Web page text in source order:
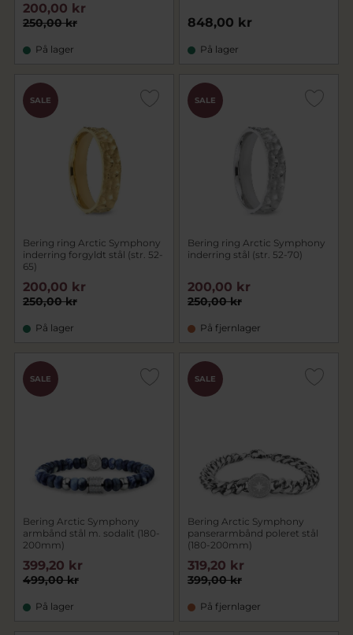
250,00 kr
200,00 kr
På lager
848,00 kr
På lager
SALE
Bering ring Arctic Symphony
inderring forgyldt stål (str. 52-
65)
250,00 kr
200,00 kr
På lager
SALE
Bering ring Arctic Symphony
inderring stål (str. 52-70)
250,00 kr
200,00 kr
På fjernlager
SALE
Bering Arctic Symphony
armbånd stål m. sodalit (180-
200mm)
499,00 kr
399,20 kr
På lager
SALE
Bering Arctic Symphony
panserarmbånd poleret stål
(180-200mm)
399,00 kr
319,20 kr
På fjernlager